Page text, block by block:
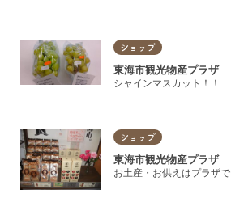
土産/特産物
住まい・暮らし
ショップ
東海市観光物産プラザ
シャインマスカット！！
ショップ
東海市観光物産プラザ
お土産・お供えはプラザで